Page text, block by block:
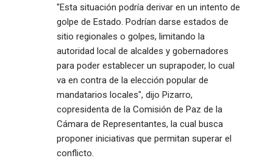
"Esta situación podría derivar en un intento de
golpe de Estado. Podrían darse estados de
sitio regionales o golpes, limitando la
autoridad local de alcaldes y gobernadores
para poder establecer un suprapoder, lo cual
va en contra de la elección popular de
mandatarios locales", dijo Pizarro,
copresidenta de la Comisión de Paz de la
Cámara de Representantes, la cual busca
proponer iniciativas que permitan superar el
conflicto.